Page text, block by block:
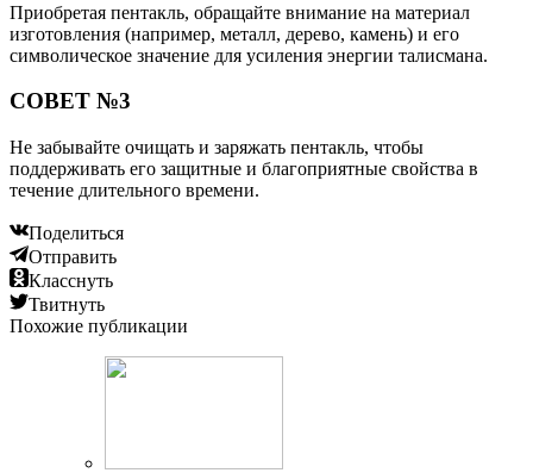
Приобретая пентакль, обращайте внимание на материал
изготовления (например, металл, дерево, камень) и его
символическое значение для усиления энергии талисмана.
СОВЕТ №3
Не забывайте очищать и заряжать пентакль, чтобы
поддерживать его защитные и благоприятные свойства в
течение длительного времени.
Поделиться
Отправить
Класснуть
Твитнуть
Похожие публикации